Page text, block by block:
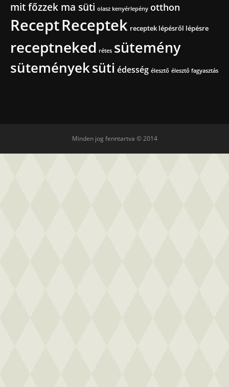
mit főzzek ma süti olasz kenyérlepény otthon
ReceptReceptek receptek lépésről lépésre
receptneked rétes sütemény
süteményeksüti édesség élesztő élesztő fagyasztás
Minden jog fenntartva © 2014